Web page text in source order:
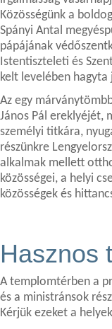
Közösségünk a
Spányi Antal
pápájának
Istentiszteleti és
kelt levelében hagyta
Az egy
János Pál ereklyéjét,
személyi titkára,
részünkre
alkalmak mellett
közösségei, a helyi
közösségek és
Hasznos
A templomtérben a
és a ministránsok
Kérjük ezeket a